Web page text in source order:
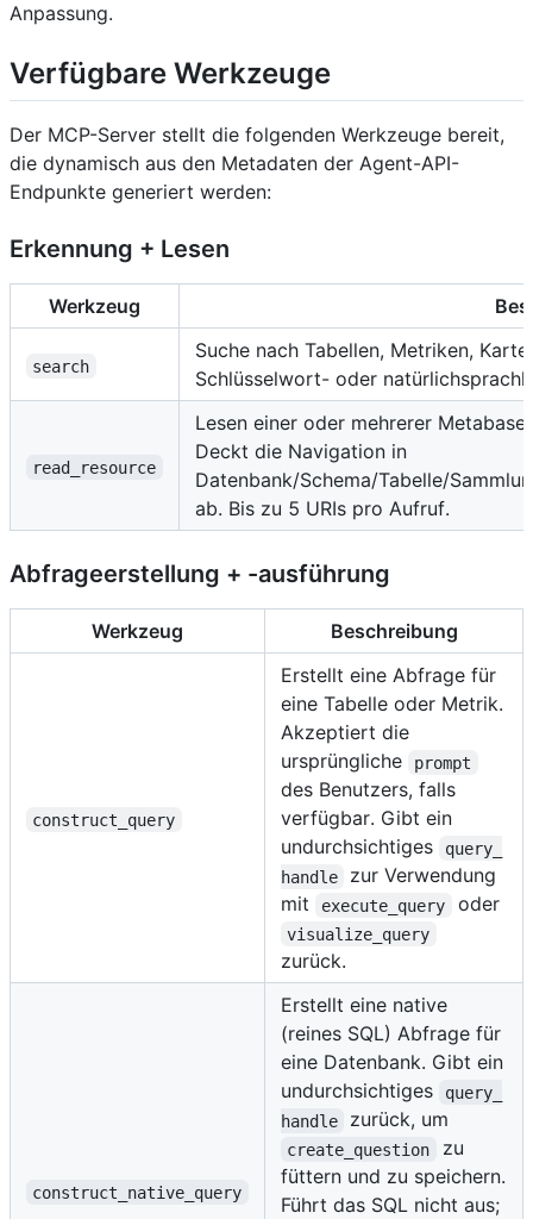
Anpassung.
Verfügbare Werkzeuge
Der MCP-Server stellt die folgenden Werkzeuge bereit,
die dynamisch aus den Metadaten der Agent-API-
Endpunkte generiert werden:
Erkennung + Lesen
Werkzeug
search
Suche nach Tabellen, Metriken,
Schlüsselwort- oder
read_resource
Lesen einer oder mehrerer
Deckt die Navigation in
Datenbank/Schema/Tabelle/
ab. Bis zu 5 URIs pro Aufruf.
Abfrageerstellung + -ausführung
Werkzeug Beschreibung
construct_query
Erstellt eine Abfrage für
eine Tabelle oder Metrik.
Akzeptiert die
ursprüngliche
prompt
des Benutzers, falls
verfügbar. Gibt ein
undurchsichtiges
query_
handle
zur Verwendung
mit
execute_query oder
visualize_query
zurück.
construct_native_query
Erstellt eine native
(reines SQL) Abfrage für
eine Datenbank. Gibt ein
undurchsichtiges
query_
handle
zurück, um
create_question
zu
füttern und zu speichern.
Führt das SQL nicht aus;